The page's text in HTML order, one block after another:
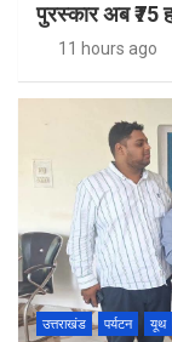
पुरस्कार अब ₹75
11 hours ago
उत्तराखंड पर्यटन यूथ